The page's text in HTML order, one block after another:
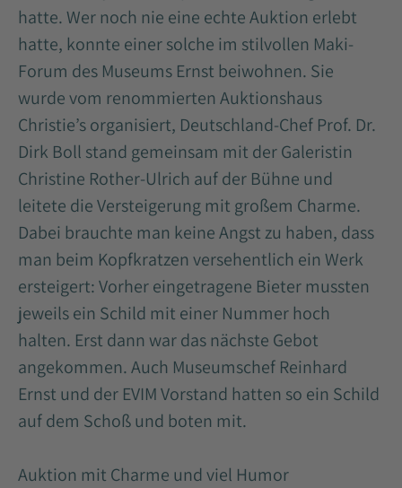
hatte. Wer noch nie eine echte Auktion erlebt
hatte, konnte einer solche im stilvollen Maki-
Forum des Museums Ernst beiwohnen. Sie
wurde vom renommierten Auktionshaus
Christie’s organisiert, Deutschland-Chef Prof. Dr.
Dirk Boll stand gemeinsam mit der Galeristin
Christine Rother-Ulrich auf der Bühne und
leitete die Versteigerung mit großem Charme.
Dabei brauchte man keine Angst zu haben, dass
man beim Kopfkratzen versehentlich ein Werk
ersteigert: Vorher eingetragene Bieter mussten
jeweils ein Schild mit einer Nummer hoch
halten. Erst dann war das nächste Gebot
angekommen. Auch Museumschef Reinhard
Ernst und der EVIM Vorstand hatten so ein Schild
auf dem Schoß und boten mit.
Auktion mit Charme und viel Humor